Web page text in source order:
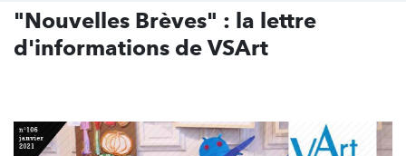
de
l'engagement
"Nouvelles Brèves" : la lettre
d'informations de VSArt